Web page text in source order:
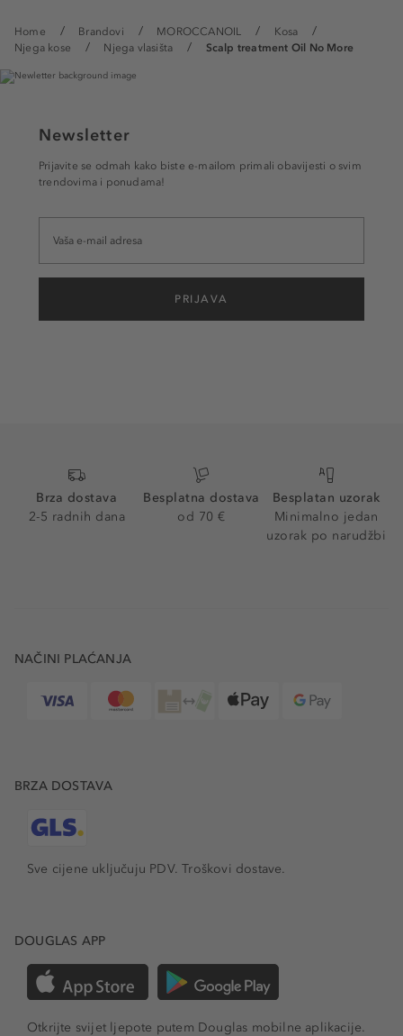
Home Brandovi MOROCCANOIL
Kosa
Njega kose
Njega vlasišta Scalp treatment Oil No More
Newsletter
Prijavite se odmah kako biste e-mailom primali obavijesti o svim
trendovima i ponudama!
PRIJAVA
Brza dostava
2-5 radnih dana
Besplatna dostava
od 70 €
Besplatan uzorak
Minimalno jedan
uzorak po narudžbi
NAČINI PLAĆANJA
BRZA DOSTAVA
Sve cijene uključuju PDV.Troškovi dostave.
DOUGLAS APP
Otkrijte svijet ljepote putem Douglas mobilne aplikacije.